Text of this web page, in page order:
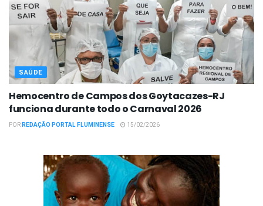
SAÚDE
Hemocentro de Campos dos Goytacazes-RJ
funciona durante todo o Carnaval 2026
PORREDAÇÃO PORTAL FLUMINENSE 15/02/2026